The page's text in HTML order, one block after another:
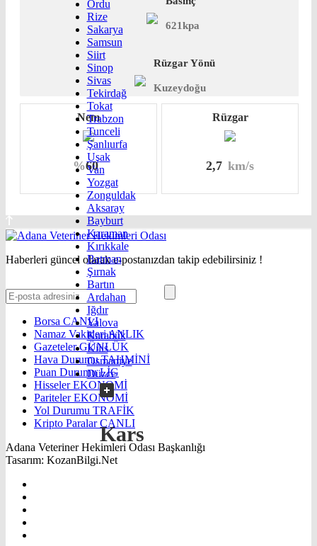
Ordu
Rize
Sakarya
Samsun
Siirt
Sinop
Sivas
Tekirdağ
Tokat
Trabzon
Tunceli
Şanlıurfa
Uşak
Van
Yozgat
Zonguldak
Aksaray
Bayburt
Karaman
Kırıkkale
Batman
Şırnak
Bartın
Ardahan
Iğdır
Yalova
Karabük
Kilis
Osmaniye
Düzce
Kars
621kpa
Rüzgar Yönü
Kuzeydoğu
Nem
%60
Rüzgar
2,7 km/s
Haberleri güncel olarak e-postanızdan takip edebilirsiniz !
Borsa CANLI
Namaz VakitleriANLIK
GazetelerGÜNLÜK
Hava DurumuTAHMİNİ
Puan DurumuLİG
HisselerEKONOMİ
ParitelerEKONOMİ
Yol Durumu TRAFİK
Kripto ParalarCANLI
Adana Veteriner Hekimleri Odası Başkanlığı
Tasarım: KozanBilgi.Net